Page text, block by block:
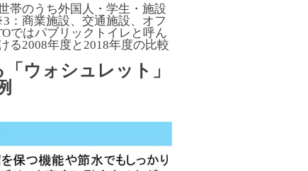
帯のうち外国人・学生・施設
商業施設、交通施設、オフ
ではパブリックトイレと呼ん
2008年度と2018年度の比較
ウォシュレット」